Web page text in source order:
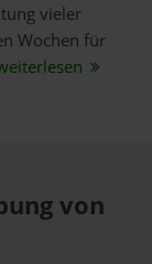
vieler
Wochen für
von